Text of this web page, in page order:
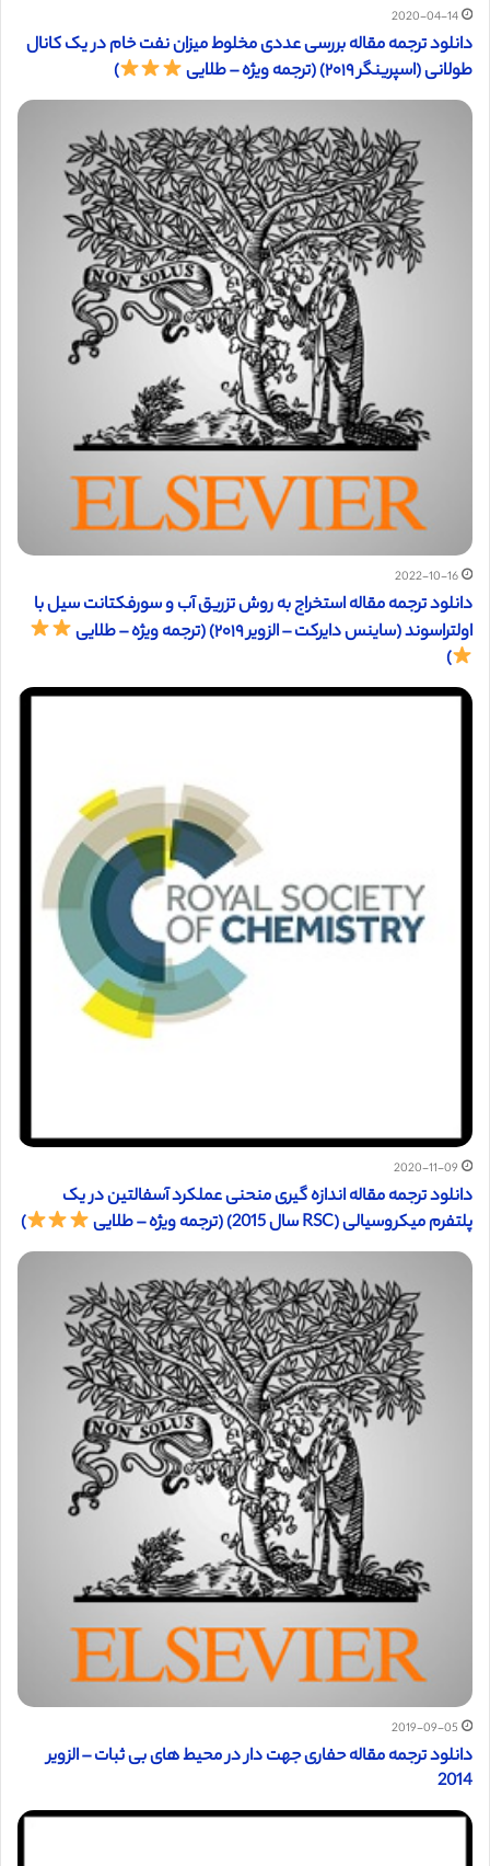
2020-04-14
دانلود ترجمه مقاله بررسی عددی مخلوط میزان نفت خام در یک کانال
طولانی (اسپرینگر ۲۰۱۹) (ترجمه ویژه – طلایی
)
2022-10-16
دانلود ترجمه مقاله استخراج به روش تزریق آب و سورفکتانت سیل با
اولتراسوند (ساینس دایرکت – الزویر ۲۰۱۹) (ترجمه ویژه – طلایی
)
2020-11-09
دانلود ترجمه مقاله اندازه گیری منحنی عملکرد آسفالتین در یک
پلتفرم میکروسیالی (RSC سال 2015) (ترجمه ویژه – طلایی
)
2019-09-05
دانلود ترجمه مقاله حفاری جهت دار در محیط های بی ثبات – الزویر
2014